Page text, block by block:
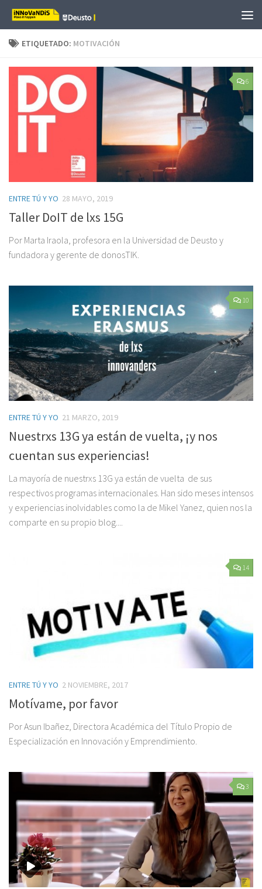
Saltar al contenido
ETIQUETADO: MOTIVACIÓN
6
ENTRE TÚ Y YO 28 MAYO, 2019
Taller DoIT de lxs 15G
Por Marta Iraola, profesora en la Universidad de Deusto y
fundadora y gerente de donosTIK.
10
ENTRE TÚ Y YO 21 MARZO, 2019
Nuestrxs 13G ya están de vuelta, ¡y nos
cuentan sus experiencias!
La mayoría de nuestrxs 13G ya están de vuelta de sus
respectivos programas internacionales. Han sido meses intensos
y experiencias inolvidables como la de Mikel Yanez, quien nos la
comparte en su propio blog....
14
ENTRE TÚ Y YO 2 NOVIEMBRE, 2017
Motívame, por favor
Por Asun Ibañez, Directora Académica del Título Propio de
Especialización en Innovación y Emprendimiento.
3